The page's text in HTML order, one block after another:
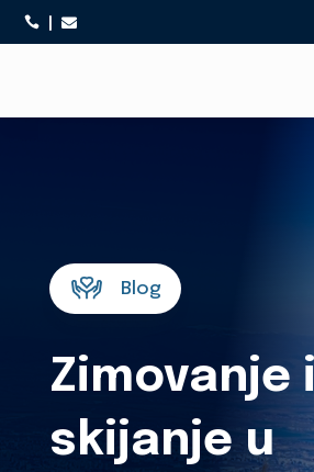
 
Blog
Zimovanje i
skijanje u